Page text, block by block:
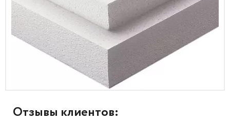
Отзывы клиентов: